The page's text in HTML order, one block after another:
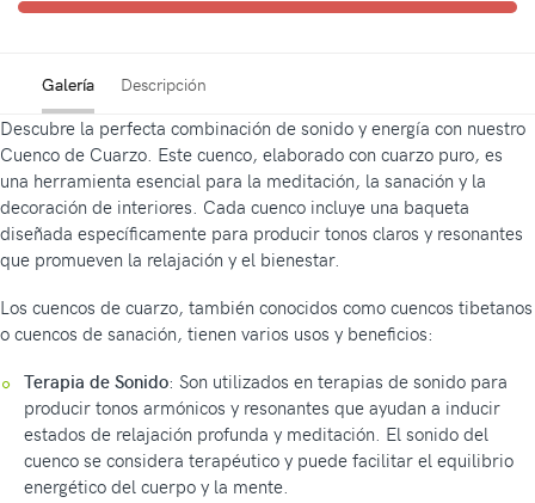
Galería Descripción
Descubre la perfecta combinación de sonido y energía con nuestro
Cuenco de Cuarzo. Este cuenco, elaborado con cuarzo puro, es
una herramienta esencial para la meditación, la sanación y la
decoración de interiores. Cada cuenco incluye una baqueta
diseñada específicamente para producir tonos claros y resonantes
que promueven la relajación y el bienestar.
Los cuencos de cuarzo, también conocidos como cuencos tibetanos
o cuencos de sanación, tienen varios usos y beneficios:
Terapia de Sonido: Son utilizados en terapias de sonido para
producir tonos armónicos y resonantes que ayudan a inducir
estados de relajación profunda y meditación. El sonido del
cuenco se considera terapéutico y puede facilitar el equilibrio
energético del cuerpo y la mente.